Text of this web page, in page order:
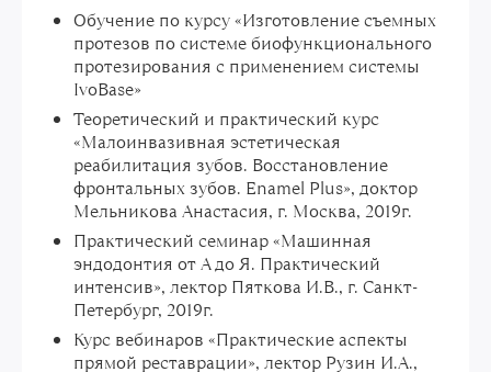
Обучение по курсу «Изготовление съемных
протезов по системе биофункционального
протезирования с применением системы
IvoBase»
Теоретический и практический курс
«Малоинвазивная эстетическая
реабилитация зубов. Восстановление
фронтальных зубов. Enamel Plus», доктор
Мельникова Анастасия, г. Москва, 2019г.
Практический семинар «Машинная
эндодонтия от А до Я. Практический
интенсив», лектор Пяткова И.В., г. Санкт-
Петербург, 2019г.
Курс вебинаров «Практические аспекты
прямой реставрации», лектор Рузин И.А.,